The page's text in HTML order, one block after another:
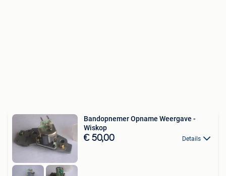
Bandopnemer Opname Weergave -
Wiskop
€ 50,00 Details